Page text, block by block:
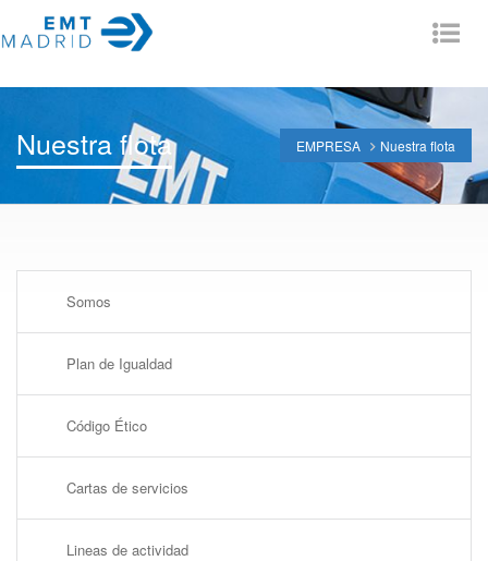
Nuestra flota EMPRESA Nuestra flota
Somos
Plan de Igualdad
Código Ético
Cartas de servicios
Lineas de actividad